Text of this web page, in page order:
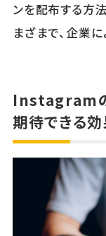
ンを配布する方
まざまで、企業
Instagramの
期待できる